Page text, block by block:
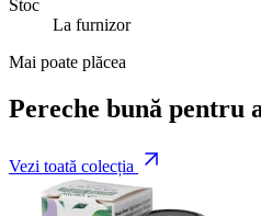
Stoc
La furnizor
Mai poate plăcea
Pereche bună pentru
Vezi toată colecția